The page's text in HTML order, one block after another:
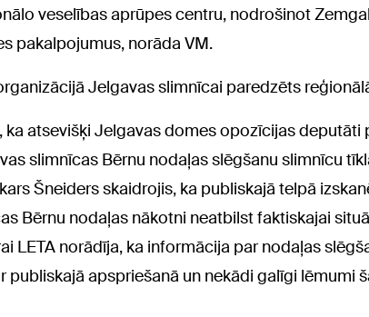
veselības aprūpes centru, nodrošinot
pakalpojumus, norāda VM.
Jelgavas slimnīcai paredzēts
ka atsevišķi Jelgavas domes opozīcijas deputāti
slimnīcas Bērnu nodaļas slēgšanu slimnīcu
Šneiders skaidrojis, ka publiskajā telpā
Bērnu nodaļas nākotni neatbilst faktiskajai
LETA norādīja, ka informācija par nodaļas
publiskajā apspriešanā un nekādi galīgi lēmumi